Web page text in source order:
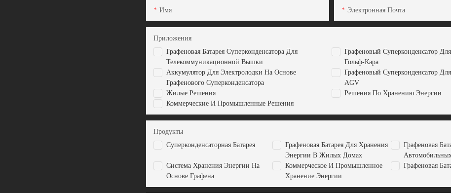
Имя Электронная Почта
Графеновая Батарея Суперконденсатора Для
Телекоммуникационной Вышки
Графеновый Суперконденсатор
Гольф-Кара
Аккумулятор Для Электролодки На Основе
Графенового Суперконденсатора
Графеновый Суперконденсатор
AGV
Жилые Решения
Решения По Хранению Энергии
Коммерческие И Промышленные Решения
Приложения
Суперконденсаторная Батарея
Графеновая Батарея Для Хранения
Энергии В Жилых Домах
Графеновая
Система Хранения Энергии На
Основе Графена
Коммерческое И Промышленное
Хранение Энергии
Графеновая
Продукты